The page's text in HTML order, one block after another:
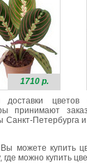
1710 р.
доставки
принимают
Петербурга
можете купить
можно купить